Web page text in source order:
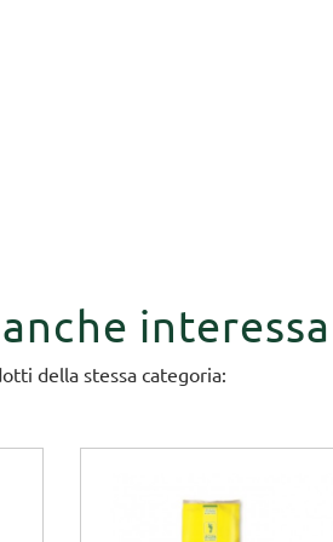
della stessa categoria: